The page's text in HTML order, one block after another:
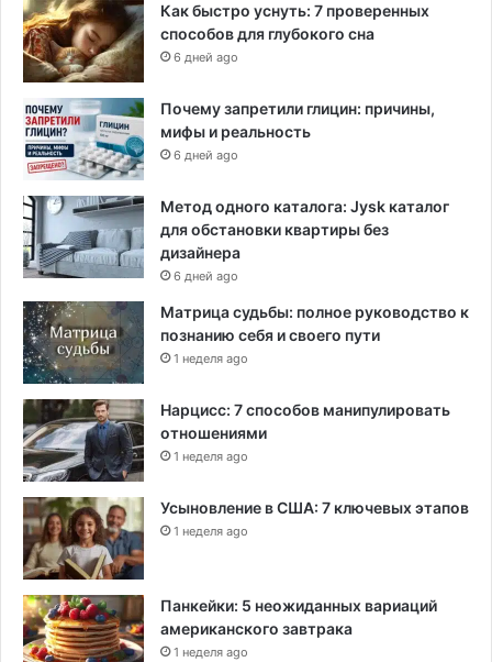
Как быстро уснуть: 7 проверенных
способов для глубокого сна
6 дней ago
Почему запретили глицин: причины,
мифы и реальность
6 дней ago
Метод одного каталога: Jysk каталог
для обстановки квартиры без
дизайнера
6 дней ago
Матрица судьбы: полное руководство к
познанию себя и своего пути
1 неделя ago
Нарцисс: 7 способов манипулировать
отношениями
1 неделя ago
Усыновление в США: 7 ключевых этапов
1 неделя ago
Панкейки: 5 неожиданных вариаций
американского завтрака
1 неделя ago